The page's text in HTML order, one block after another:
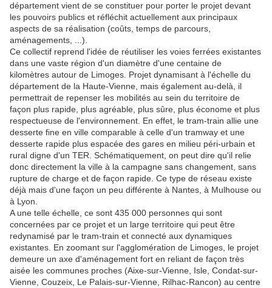
département vient de se constituer pour porter le projet devant
les pouvoirs publics et réfléchit actuellement aux principaux
aspects de sa réalisation (coûts, temps de parcours,
aménagements, ...).
Ce collectif reprend l'idée de réutiliser les voies ferrées existantes
dans une vaste région d'un diamètre d'une centaine de
kilomètres autour de Limoges. Projet dynamisant à l'échelle du
département de la Haute-Vienne, mais également au-delà, il
permettrait de repenser les mobilités au sein du territoire de
façon plus rapide, plus agréable, plus sûre, plus économe et plus
respectueuse de l'environnement. En effet, le tram-train allie une
desserte fine en ville comparable à celle d'un tramway et une
desserte rapide plus espacée des gares en milieu péri-urbain et
rural digne d'un TER. Schématiquement, on peut dire qu'il relie
donc directement la ville à la campagne sans changement, sans
rupture de charge et de façon rapide. Ce type de réseau existe
déjà mais d'une façon un peu différente à Nantes, à Mulhouse ou
à Lyon.
A une telle échelle, ce sont 435 000 personnes qui sont
concernées par ce projet et un large territoire qui peut être
redynamisé par le tram-train et connecté aux dynamiques
existantes. En zoomant sur l'agglomération de Limoges, le projet
demeure un axe d'aménagement fort en reliant de façon très
aisée les communes proches (Aixe-sur-Vienne, Isle, Condat-sur-
Vienne, Couzeix, Le Palais-sur-Vienne, Rilhac-Rancon) au centre